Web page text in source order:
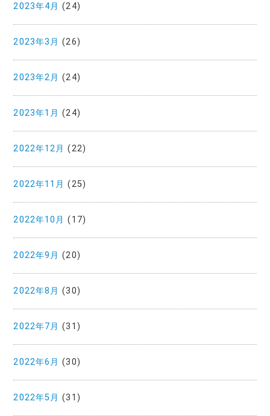
2023年4月 (24)
2023年3月 (26)
2023年2月 (24)
2023年1月 (24)
2022年12月 (22)
2022年11月 (25)
2022年10月 (17)
2022年9月 (20)
2022年8月 (30)
2022年7月 (31)
2022年6月 (30)
2022年5月 (31)